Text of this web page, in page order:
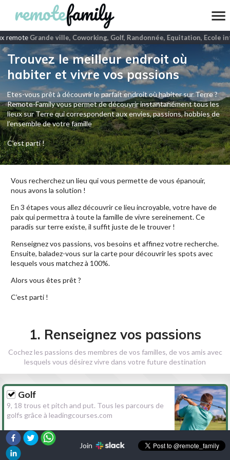
remoteGrande ville, Coworking, Golf, Randonnée, Equitation, Ecole
Trouvez le meilleur endroit où
habiter et vivre vos passions
Etes-vous prêt à découvrir le parfait endroit où habiter sur Terre ?
Remote-Family vous permet de découvrir instantanément tous les
lieux sur Terre qui correspondent aux envies, passions, hobbies de
l’ensemble de votre famille
C'est parti !
Vous recherchez un lieu qui vous permette de vous épanouir,
nous avons la solution !
En 3 étapes vous allez découvrir ce lieu incroyable, votre have de
paix qui permettra à toute la famille de vivre sereinement. Ce
paradis sur terre existe, il suffit juste de le trouver !
Renseignez vos passions, vos besoins et affinez votre recherche.
Ensuite, baladez-vous sur la carte pour découvrir les spots avec
lesquels vous matchez à 100%.
Alors vous êtes prêt ?
C’est parti !
1. Renseignez vos passions
Cochez les passions des membres de vos familles, de vos amis avec
lesquels vous désirez vivre dans votre future destination
Golf
9, 18 trous et pitch and put. Tous les parcours de
golfs grâce à leadingcourses.com
Randonnée
Join